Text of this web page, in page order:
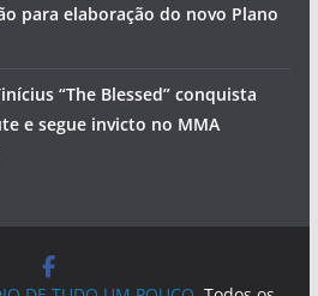
para elaboração do novo Plano
“The Blessed” conquista
e segue invicto no MMA